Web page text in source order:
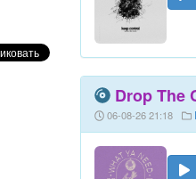
Drop The
06-08-26 21:18